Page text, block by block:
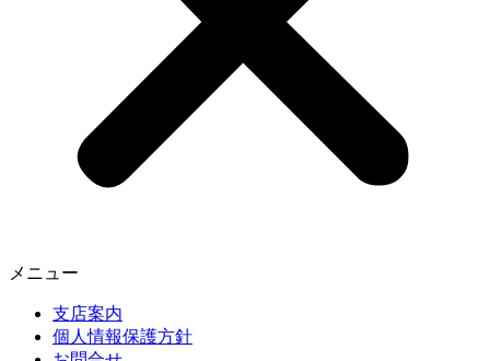
メニュー
支店案内
個人情報保護方針